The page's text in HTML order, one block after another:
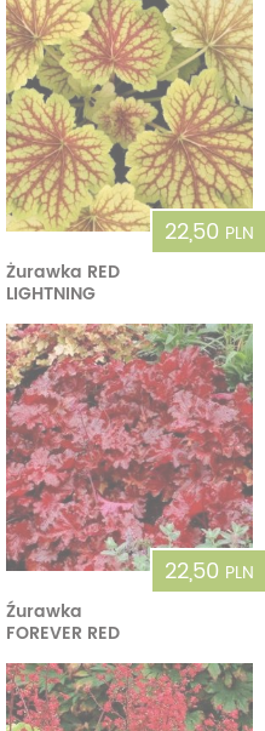
22,50 PLN
Żurawka RED
LIGHTNING
22,50 PLN
Źurawka
FOREVER RED